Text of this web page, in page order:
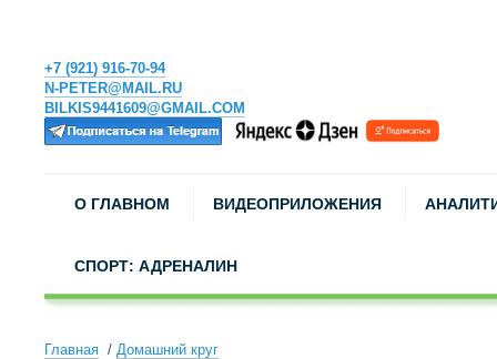
+7 (921) 916-70-94
N-PETER@MAIL.RU
BILKIS9441609@GMAIL.COM
О ГЛАВНОМ ВИДЕОПРИЛОЖЕНИЯ
СПОРТ: АДРЕНАЛИН
Главная Домашний круг